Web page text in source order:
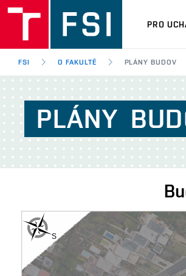
PRO
FSI O FAKULTĚ PLÁNY BUDOV
PLÁNY